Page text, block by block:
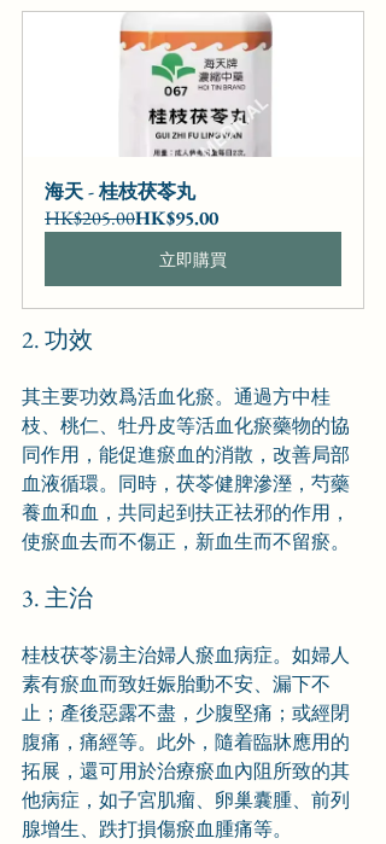
海天 - 桂枝茯苓丸
HK$205.00HK$95.00
立即購買
2. 功效
其主要功效爲活血化瘀。通過方中桂
枝、桃仁、牡丹皮等活血化瘀藥物的協
同作用，能促進瘀血的消散，改善局部
血液循環。同時，茯苓健脾滲溼，芍藥
養血和血，共同起到扶正祛邪的作用，
使瘀血去而不傷正，新血生而不留瘀。
3. 主治
桂枝茯苓湯主治婦人瘀血病症。如婦人
素有瘀血而致妊娠胎動不安、漏下不
止；產後惡露不盡，少腹堅痛；或經閉
腹痛，痛經等。此外，隨着臨牀應用的
拓展，還可用於治療瘀血內阻所致的其
他病症，如子宮肌瘤、卵巢囊腫、前列
腺增生、跌打損傷瘀血腫痛等。